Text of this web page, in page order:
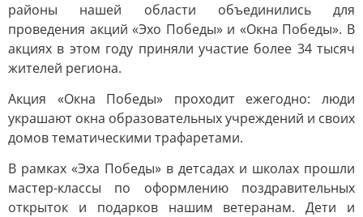
районы нашей области объединились для
проведения акций «Эхо Победы» и «Окна Победы». В
акциях в этом году приняли участие более 34 тысяч
жителей региона.
Акция «Окна Победы» проходит ежегодно: люди
украшают окна образовательных учреждений и своих
домов тематическими трафаретами.
В рамках «Эха Победы» в детсадах и школах прошли
мастер-классы по оформлению поздравительных
открыток и подарков нашим ветеранам. Дети и